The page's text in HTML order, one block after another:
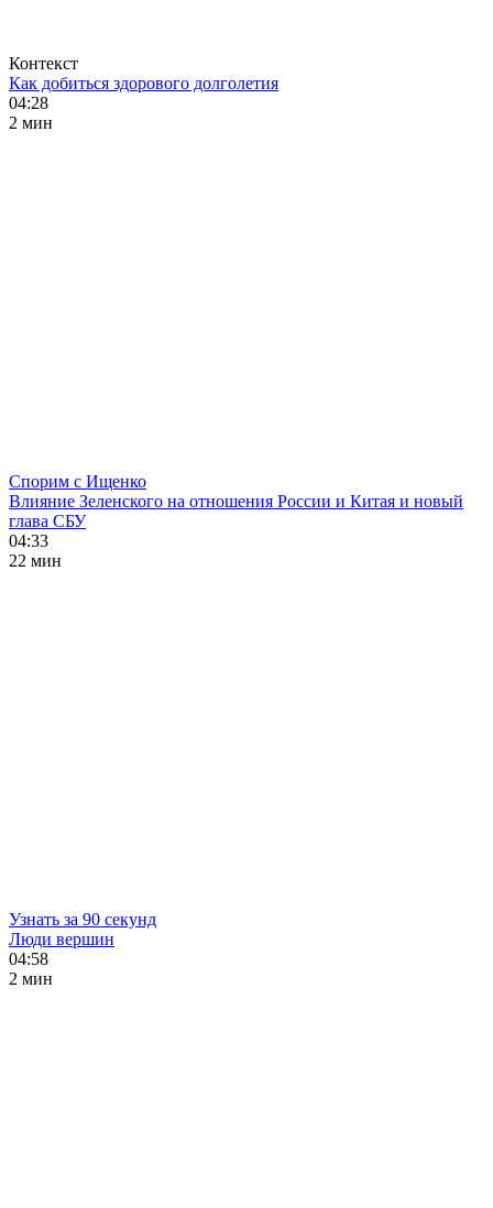
Контекст
Как добиться здорового долголетия
04:28
2 мин
Спорим с Ищенко
Влияние Зеленского на отношения России и Китая и новый
глава СБУ
04:33
22 мин
Узнать за 90 секунд
Люди вершин
04:58
2 мин